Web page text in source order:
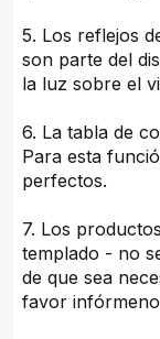
5. Los reflejos
son parte del
la luz sobre el
6. La tabla de
Para esta
perfectos.
7. Los
templado - no
de que sea
favor